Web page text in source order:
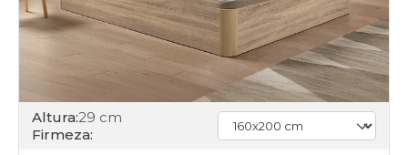
Altura:29 cm
Firmeza: